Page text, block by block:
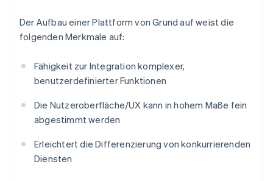
Der Aufbau einer Plattform von Grund auf weist die
folgenden Merkmale auf:
Fähigkeit zur Integration komplexer,
benutzerdefinierter Funktionen
Die Nutzeroberfläche/UX kann in hohem Maße fein
abgestimmt werden
Erleichtert die Differenzierung von konkurrierenden
Diensten